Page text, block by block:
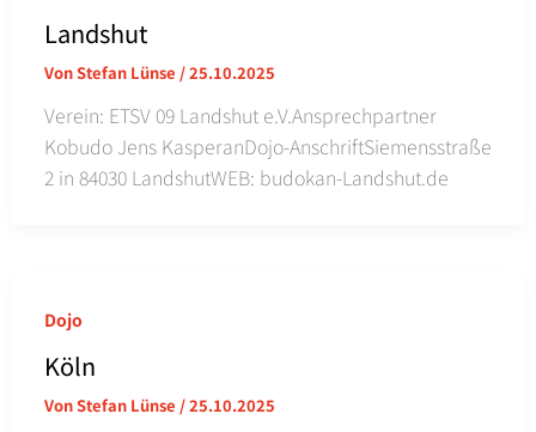
Landshut
VonStefan Lünse /25.10.2025
Verein: ETSV 09 Landshut e.V.Ansprechpartner
Kobudo Jens KasperanDojo-AnschriftSiemensstraße
2 in 84030 LandshutWEB: budokan-Landshut.de
Dojo
Köln
VonStefan Lünse /25.10.2025